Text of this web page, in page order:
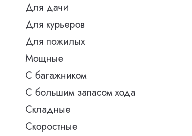
Для дачи
Для курьеров
Для пожилых
Мощные
С багажником
С большим запасом хода
Складные
Скоростные